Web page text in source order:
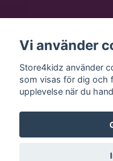
Sociala medier
© 2026
Vi använder
Store4kidz använder
som visas för dig och
upplevelse när du